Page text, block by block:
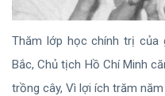
Thăm lớp học chính trị của
Bắc, Chủ tịch Hồ Chí Minh
trồng cây, Vì lợi ích trăm